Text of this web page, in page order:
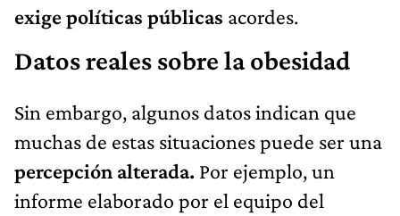
exige políticas públicas acordes.
Datos reales sobre la obesidad
Sin embargo, algunos datos indican que
muchas de estas situaciones puede ser una
percepción alterada. Por ejemplo, un
informe elaborado por el equipo del